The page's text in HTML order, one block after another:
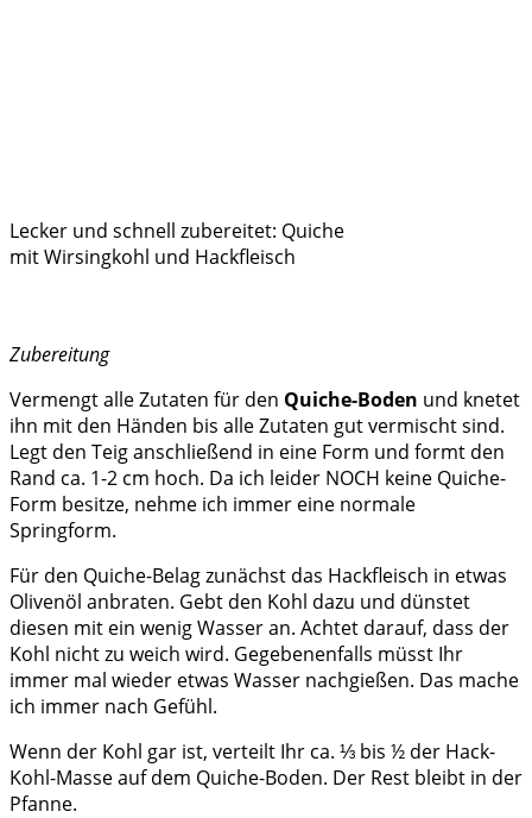
Lecker und schnell zubereitet: Quiche
mit Wirsingkohl und Hackfleisch
Zubereitung
Vermengt alle Zutaten für den Quiche-Boden und knetet
ihn mit den Händen bis alle Zutaten gut vermischt sind.
Legt den Teig anschließend in eine Form und formt den
Rand ca. 1-2 cm hoch. Da ich leider NOCH keine Quiche-
Form besitze, nehme ich immer eine normale
Springform.
Für den Quiche-Belag zunächst das Hackfleisch in etwas
Olivenöl anbraten. Gebt den Kohl dazu und dünstet
diesen mit ein wenig Wasser an. Achtet darauf, dass der
Kohl nicht zu weich wird. Gegebenenfalls müsst Ihr
immer mal wieder etwas Wasser nachgießen. Das mache
ich immer nach Gefühl.
Wenn der Kohl gar ist, verteilt Ihr ca. ⅓ bis ½ der Hack-
Kohl-Masse auf dem Quiche-Boden. Der Rest bleibt in der
Pfanne.